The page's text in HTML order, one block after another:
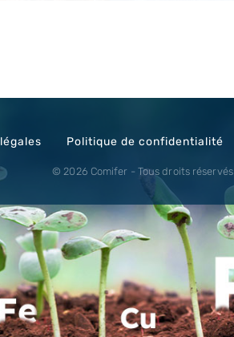
Politique de confidentialité
© 2026 Comifer - Tous droits réservés